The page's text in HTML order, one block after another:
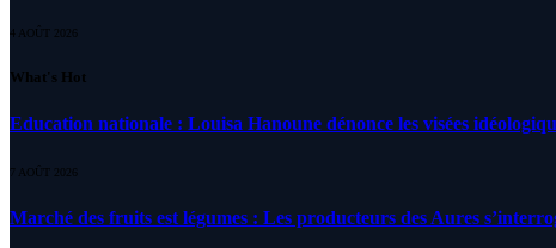
4 AOÛT 2026
What's Hot
Education nationale : Louisa Hanoune dénonce les visées
7 AOÛT 2026
Marché des fruits est légumes : Les producteurs des Aures